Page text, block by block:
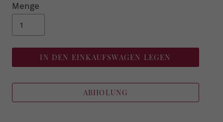
Menge
IN DEN EINKAUFSWAGEN LEGEN
ABHOLUNG